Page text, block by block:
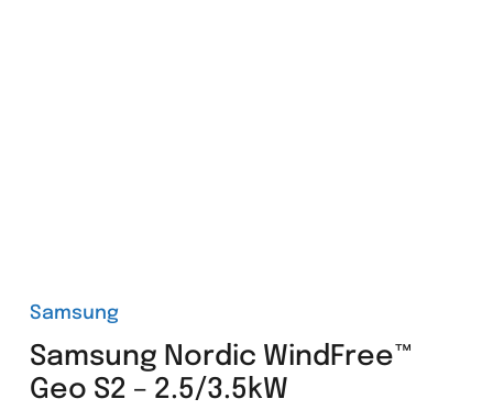
Samsung
Samsung Nordic WindFree™
Geo S2 – 2.5/3.5kW